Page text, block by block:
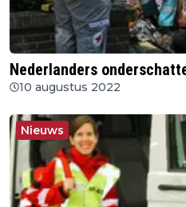
Nederlanders
10 augustus 2022
Nieuws